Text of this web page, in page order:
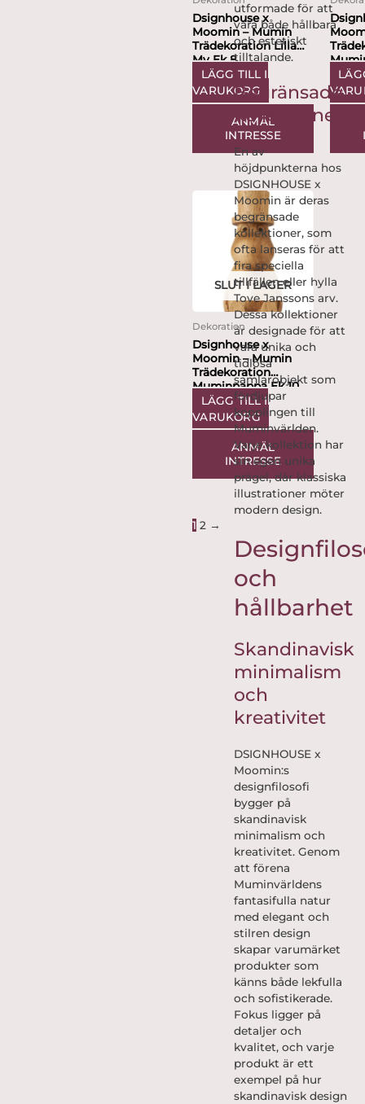
Dsignhouse x
Moomin – Mumin
Trädekoration Lilla
My Ek 8...
LÄGG TILL I
VARUKORG
ANMÄL
INTRESSE
cm
SLUT I LAGER
Dekoration
Dsignhouse x
Moomin – Mumin
Trädekoration
Muminpappa Ek 10
cm
LÄGG TILL I
VARUKORG
ANMÄL
INTRESSE
1 2 →
utformade för att
vara både hållbara
och estetiskt
tilltalande.
Begränsade
kollektioner
En av
höjdpunkterna hos
DSIGNHOUSE x
Moomin är deras
begränsade
kollektioner, som
ofta lanseras för att
fira speciella
tillfällen eller hylla
Tove Janssons arv.
Dessa kollektioner
är designade för att
vara unika och
tidlösa
samlarobjekt som
fördjupar
kopplingen till
Muminvärlden.
Varje kollektion har
sin egen unika
prägel, där klassiska
illustrationer möter
modern design.
och
hållbarhet
Skandinavisk
minimalism
och
kreativitet
DSIGNHOUSE x
Moomin:s
designfilosofi
bygger på
skandinavisk
minimalism och
kreativitet. Genom
att förena
Muminvärldens
fantasifulla natur
med elegant och
stilren design
skapar varumärket
produkter som
känns både lekfulla
och sofistikerade.
Fokus ligger på
detaljer och
kvalitet, och varje
produkt är ett
exempel på hur
skandinavisk design